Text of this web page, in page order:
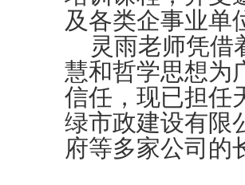
及各类企事业单
灵雨老师凭借
慧和哲学思想为
信任，现已担任
绿市政建设有限
府等多家公司的